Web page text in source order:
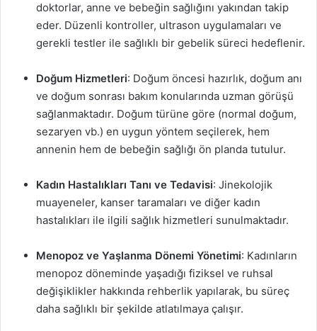
doktorlar, anne ve bebeğin sağlığını yakından takip
eder. Düzenli kontroller, ultrason uygulamaları ve
gerekli testler ile sağlıklı bir gebelik süreci hedeflenir.
Doğum Hizmetleri: Doğum öncesi hazırlık, doğum anı
ve doğum sonrası bakım konularında uzman görüşü
sağlanmaktadır. Doğum türüne göre (normal doğum,
sezaryen vb.) en uygun yöntem seçilerek, hem
annenin hem de bebeğin sağlığı ön planda tutulur.
Kadın Hastalıkları Tanı ve Tedavisi: Jinekolojik
muayeneler, kanser taramaları ve diğer kadın
hastalıkları ile ilgili sağlık hizmetleri sunulmaktadır.
Menopoz ve Yaşlanma Dönemi Yönetimi: Kadınların
menopoz döneminde yaşadığı fiziksel ve ruhsal
değişiklikler hakkında rehberlik yapılarak, bu süreç
daha sağlıklı bir şekilde atlatılmaya çalışır.